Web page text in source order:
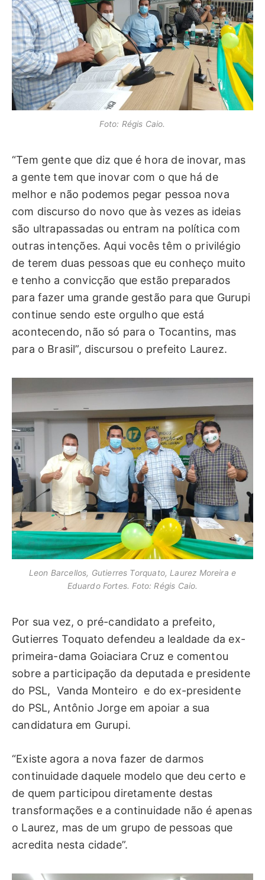
Foto: Régis Caio.
“Tem gente que diz que é hora de inovar, mas
a gente tem que inovar com o que há de
melhor e não podemos pegar pessoa nova
com discurso do novo que às vezes as ideias
são ultrapassadas ou entram na política com
outras intenções. Aqui vocês têm o privilégio
de terem duas pessoas que eu conheço muito
e tenho a convicção que estão preparados
para fazer uma grande gestão para que Gurupi
continue sendo este orgulho que está
acontecendo, não só para o Tocantins, mas
para o Brasil”, discursou o prefeito Laurez.
Leon Barcellos, Gutierres Torquato, Laurez Moreira e
Eduardo Fortes. Foto: Régis Caio.
Por sua vez, o pré-candidato a prefeito,
Gutierres Toquato defendeu a lealdade da ex-
primeira-dama Goiaciara Cruz e comentou
sobre a participação da deputada e presidente
do PSL, Vanda Monteiro e do ex-presidente
do PSL, Antônio Jorge em apoiar a sua
candidatura em Gurupi.
“Existe agora a nova fazer de darmos
continuidade daquele modelo que deu certo e
de quem participou diretamente destas
transformações e a continuidade não é apenas
o Laurez, mas de um grupo de pessoas que
acredita nesta cidade”.